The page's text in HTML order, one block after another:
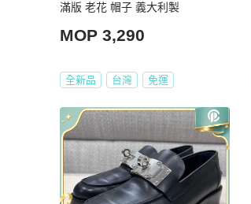
滿版 老花 帽子 義大利製
MOP 3,290
全新品 台灣 免運